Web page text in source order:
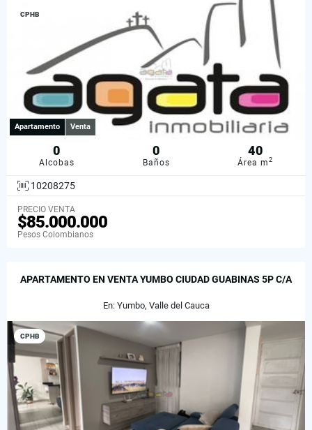
CPHB
Apartamento Venta
0
Alcobas
0
Baños
40
Área m2
10208275
PRECIO VENTA
$85.000.000
Pesos Colombianos
APARTAMENTO EN VENTA YUMBO CIUDAD GUABINAS 5P C/A
En: Yumbo, Valle del Cauca
CPHB